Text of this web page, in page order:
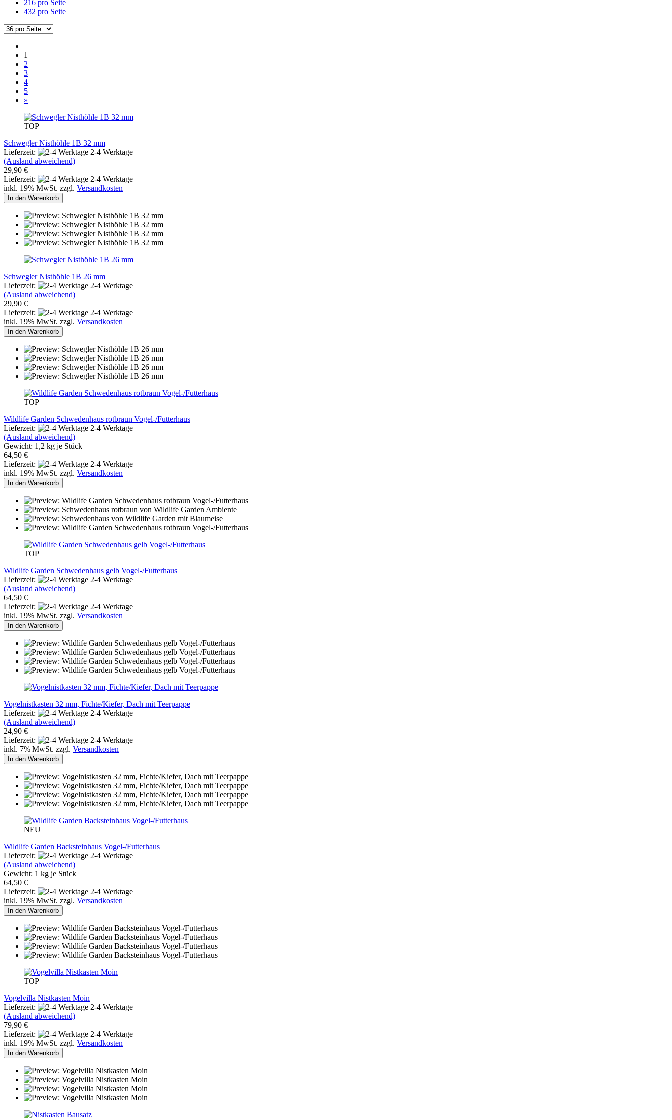
216 pro Seite
432 pro Seite
1
2
3
4
5
»
TOP
Schwegler Nisthöhle 1B 32 mm
Lieferzeit:
2-4 Werktage
(Ausland abweichend)
29,90 €
Lieferzeit:
2-4 Werktage
inkl. 19% MwSt. zzgl. Versandkosten
In den Warenkorb
Schwegler Nisthöhle 1B 26 mm
Lieferzeit:
2-4 Werktage
(Ausland abweichend)
29,90 €
Lieferzeit:
2-4 Werktage
inkl. 19% MwSt. zzgl. Versandkosten
In den Warenkorb
TOP
Wildlife Garden Schwedenhaus rotbraun Vogel-/Futterhaus
Lieferzeit:
2-4 Werktage
(Ausland abweichend)
Gewicht: 1,2 kg je Stück
64,50 €
Lieferzeit:
2-4 Werktage
inkl. 19% MwSt. zzgl. Versandkosten
In den Warenkorb
TOP
Wildlife Garden Schwedenhaus gelb Vogel-/Futterhaus
Lieferzeit:
2-4 Werktage
(Ausland abweichend)
64,50 €
Lieferzeit:
2-4 Werktage
inkl. 19% MwSt. zzgl. Versandkosten
In den Warenkorb
Vogelnistkasten 32 mm, Fichte/Kiefer, Dach mit Teerpappe
Lieferzeit:
2-4 Werktage
(Ausland abweichend)
24,90 €
Lieferzeit:
2-4 Werktage
inkl. 7% MwSt. zzgl. Versandkosten
In den Warenkorb
NEU
Wildlife Garden Backsteinhaus Vogel-/Futterhaus
Lieferzeit:
2-4 Werktage
(Ausland abweichend)
Gewicht: 1 kg je Stück
64,50 €
Lieferzeit:
2-4 Werktage
inkl. 19% MwSt. zzgl. Versandkosten
In den Warenkorb
TOP
Vogelvilla Nistkasten Moin
Lieferzeit:
2-4 Werktage
(Ausland abweichend)
79,90 €
Lieferzeit:
2-4 Werktage
inkl. 19% MwSt. zzgl. Versandkosten
In den Warenkorb